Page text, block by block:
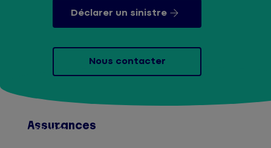
Déclarer un sinistre
Nous contacter
Assurances
Afficher